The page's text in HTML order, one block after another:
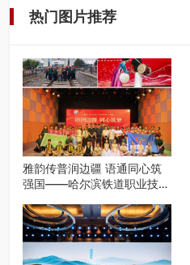
热门图片推荐
雅韵传普润边疆 语通同心筑
强国——哈尔滨铁道职业技术
2026千团万人推普强国行专
项实践